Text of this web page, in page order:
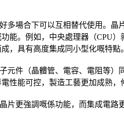
多場合下可以互相替代使用。
能。例如，中央處理器（CPU
，具有高度集成同小型化嘅特點。
元件（晶體管、電容、電阻等
性能可控，製造工藝更加成熟，
片更強調嘅係功能，而集成電